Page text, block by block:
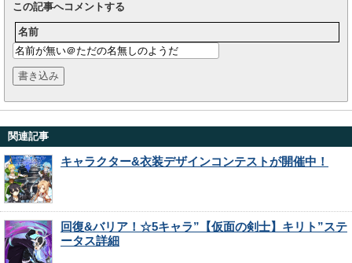
この記事へコメントする
名前
関連記事
キャラクター&衣装デザインコンテストが開催中！
回復&バリア！☆5キャラ”【仮面の剣士】キリト”ステ
ータス詳細